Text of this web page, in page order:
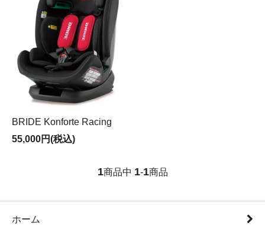
BRIDE Konforte Racing
55,000円(税込)
1商品中 1-1商品
ホーム